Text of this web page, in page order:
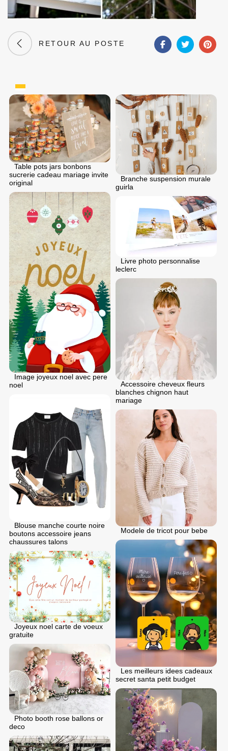
RETOUR AU POSTE
Table pots jars bonbons
sucrerie cadeau mariage invite
original
Branche suspension murale
guirla
Image joyeux noel avec pere
noel
Livre photo personnalise
leclerc
Accessoire cheveux fleurs
blanches chignon haut
mariage
Blouse manche courte noire
boutons accessoire jeans
chaussures talons
Modele de tricot pour bebe
Les meilleurs idees cadeaux
secret santa petit budget
Joyeux noel carte de voeux
gratuite
Photo booth rose ballons or
deco